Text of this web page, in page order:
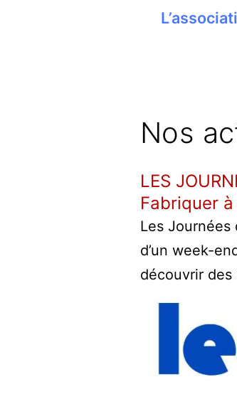
Nos
LES
Fabriquer
Les Journées
d’un week-
découvrir